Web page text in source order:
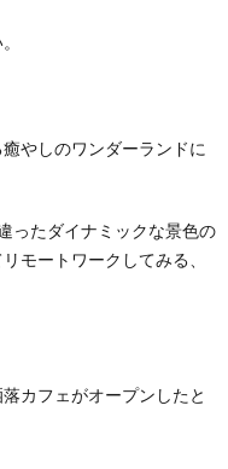
やしのワンダーランドに
ったダイナミックな景色の
モートワークしてみる、
カフェがオープンしたと